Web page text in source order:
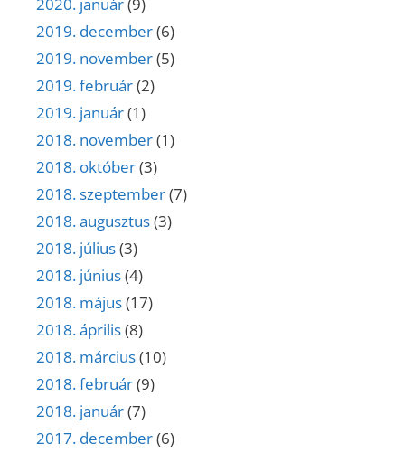
2019. december(6)
2019. november(5)
2019. február(2)
2019. január(1)
2018. november(1)
2018. október(3)
2018. szeptember(7)
2018. augusztus(3)
2018. július(3)
2018. június(4)
2018. május(17)
2018. április(8)
2018. március(10)
2018. február(9)
2018. január(7)
2017. december(6)